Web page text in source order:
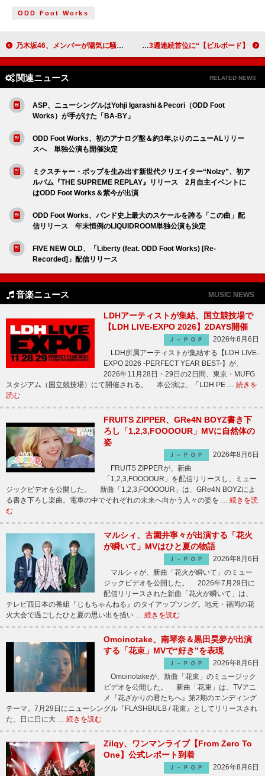
ODD Foot Works
乃木坂46、メンバーが陽気に騒ぎながら歌ってダンスする「不道徳な夏」MV公開 【ビルボード】“ニコニコ VOCALOID SONGS TOP20”、ピノキオピー「T氏の話を信じるな」3週連続首位に
関連ニュース RELATED NEWS
ASP、ニューシングルはYohji Igarashi＆Pecori（ODD Foot
Works）が手がけた「BA-BY」
ODD Foot Works、初のアナログ盤＆約3年ぶりのニューALリリー
スへ 単独公演も開催決定
ミクスチャー・ポップを生み出す新世代クリエイター“Nolzy”、初ア
ルバム『THE SUPREME REPLAY』リリース 2月自主イベントに
はODD Foot Works＆紫今が出演
ODD Foot Works、バンド史上最大のスケールを誇る「この曲」配
信リリース 年末恒例のLIQUIDROOM単独公演も決定
FIVE NEW OLD、「Liberty (feat. ODD Foot Works) [Re-
Recorded]」配信リリース
音楽ニュース MUSIC NEWS
LDHアーティストが集結、国立競技場で
【LDH LIVE-EXPO 2026】2DAYS開催
Ｊ－ＰＯＰ
2026年8月6日
LDH所属アーティストが集結する【LDH LIVE-
EXPO 2026 -PERFECT YEAR BEST-】が、
2026年11月28日・29日の2日間、東京・MUFG
スタジアム（国立競技場）にて開催される。 本公演は、「LDH PE … 続きを
読む
FRUITS ZIPPER、GRe4N BOYZ書き下
ろし「1,2,3,FOOOOUR」MVに自然体の
姿
Ｊ－ＰＯＰ
2026年8月6日
FRUITS ZIPPERが、新曲
「1,2,3,FOOOOUR」を配信リリースし、ミュー
ジックビデオを公開した。 新曲「1,2,3,FOOOOUR」は、GRe4N BOYZによ
る書き下ろし楽曲。電車の中でそれぞれの未来へ向かう人々の姿を … 続きを読
む
マルシィ、古園井寧々が出演する「花火
が瞬いて」MVはひと夏の物語
Ｊ－ＰＯＰ
2026年8月6日
マルシィが、新曲「花火が瞬いて」のミュー
ジックビデオを公開した。 2026年7月29日に
配信リリースされた新曲「花火が瞬いて」は、
テレビ西日本の番組『じもちゃんねる』のタイアップソング。地元・福岡の花
火大会で過ごしたひと夏の思い出を描い … 続きを読む
Omoinotake、南琴奈＆黒田昊夢が出演
する「花束」MVで“好き”を表現
Ｊ－ＰＯＰ
2026年8月6日
Omoinotakeが、新曲「花束」のミュージック
ビデオを公開した。 新曲「花束」は、TVアニ
メ『花ざかりの君たちへ』第2期のエンディング
テーマ。7月29日にニューシングル『FLASHBULB / 花束』としてリリースされ
た、日に日に大 … 続きを読む
Zilqy、ワンマンライブ【From Zero To
One】公式レポート到着
Ｊ－ＰＯＰ
2026年8月6日